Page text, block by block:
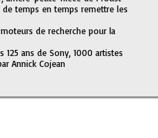
de temps en temps remettre les
de recherche pour la
125 ans de Sony, 1000 artistes
Annick Cojean